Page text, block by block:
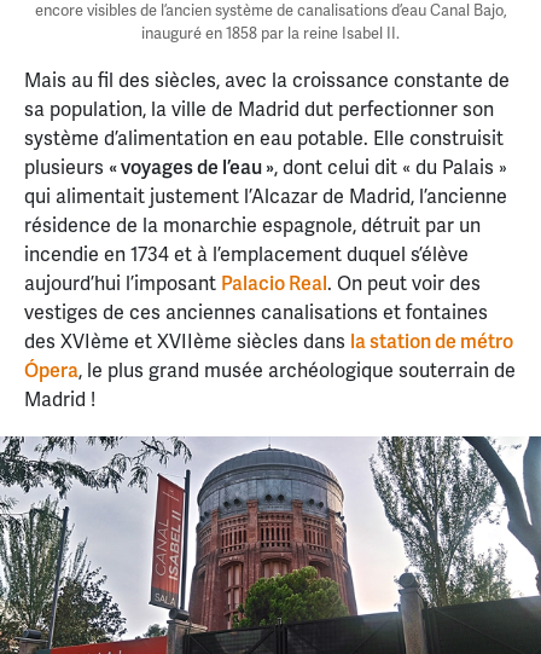
encore visibles de l’ancien système de canalisations d’eau Canal Bajo,
inauguré en 1858 par la reine Isabel II.
Mais au fil des siècles, avec la croissance constante de
sa population, la ville de Madrid dut perfectionner son
système d’alimentation en eau potable. Elle construisit
plusieurs « voyages de l’eau », dont celui dit « du Palais »
qui alimentait justement l’Alcazar de Madrid, l’ancienne
résidence de la monarchie espagnole, détruit par un
incendie en 1734 et à l’emplacement duquel s’élève
aujourd’hui l’imposant Palacio Real. On peut voir des
vestiges de ces anciennes canalisations et fontaines
des XVIème et XVIIème siècles dans la station de métro
Ópera, le plus grand musée archéologique souterrain de
Madrid !